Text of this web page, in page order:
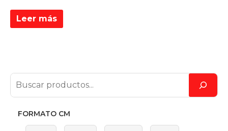
FORMATO CM
Leer más